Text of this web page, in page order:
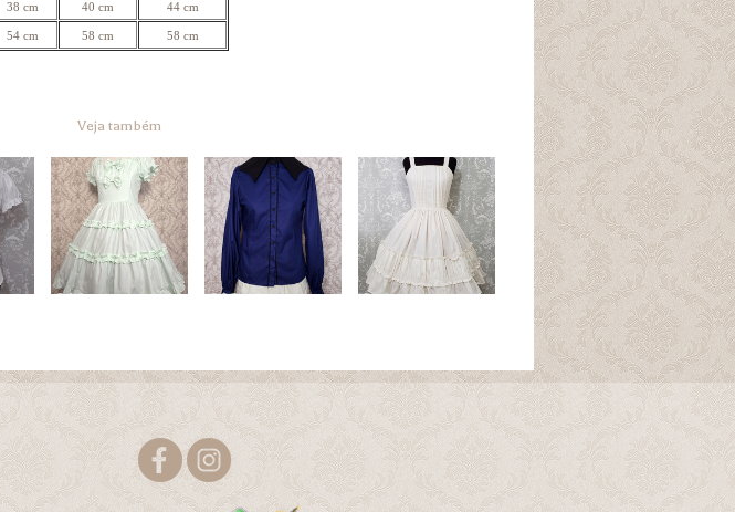
38 cm 40 cm 44 cm
54 cm 58 cm 58 cm
Veja também